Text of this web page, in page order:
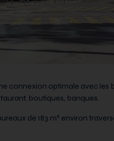
connexion optimale avec les
boutiques, banques.
de 183 m² environ